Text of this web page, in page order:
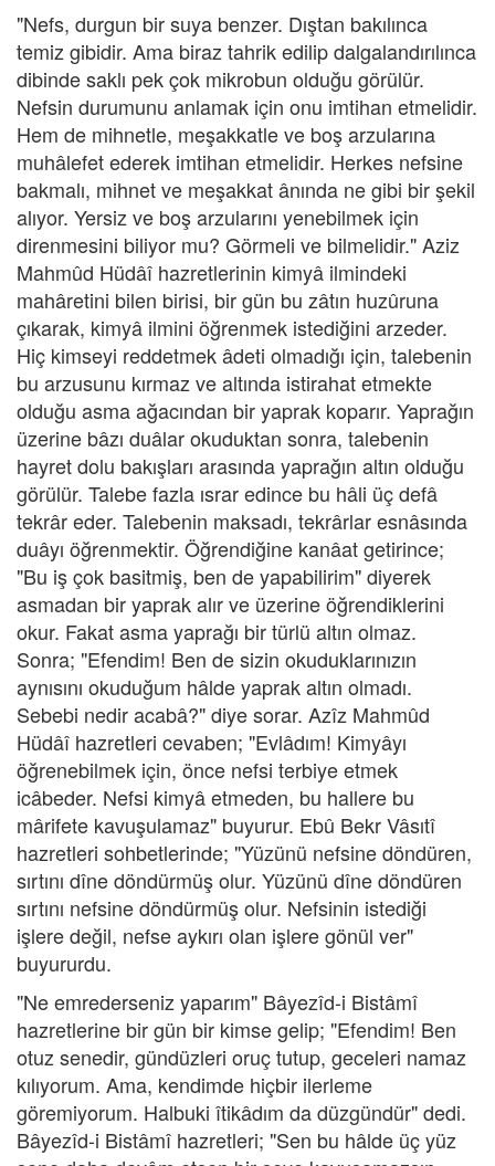
"Nefs, durgun bir suya benzer. Dıştan bakılınca
temiz gibidir. Ama biraz tahrik edilip dalgalandırılınca
dibinde saklı pek çok mikrobun olduğu görülür.
Nefsin durumunu anlamak için onu imtihan etmelidir.
Hem de mihnetle, meşakkatle ve boş arzularına
muhâlefet ederek imtihan etmelidir. Herkes nefsine
bakmalı, mihnet ve meşakkat ânında ne gibi bir şekil
alıyor. Yersiz ve boş arzularını yenebilmek için
direnmesini biliyor mu? Görmeli ve bilmelidir." Aziz
Mahmûd Hüdâî hazretlerinin kimyâ ilmindeki
mahâretini bilen birisi, bir gün bu zâtın huzûruna
çıkarak, kimyâ ilmini öğrenmek istediğini arzeder.
Hiç kimseyi reddetmek âdeti olmadığı için, talebenin
bu arzusunu kırmaz ve altında istirahat etmekte
olduğu asma ağacından bir yaprak koparır. Yaprağın
üzerine bâzı duâlar okuduktan sonra, talebenin
hayret dolu bakışları arasında yaprağın altın olduğu
görülür. Talebe fazla ısrar edince bu hâli üç defâ
tekrâr eder. Talebenin maksadı, tekrârlar esnâsında
duâyı öğrenmektir. Öğrendiğine kanâat getirince;
"Bu iş çok basitmiş, ben de yapabilirim" diyerek
asmadan bir yaprak alır ve üzerine öğrendiklerini
okur. Fakat asma yaprağı bir türlü altın olmaz.
Sonra; "Efendim! Ben de sizin okuduklarınızın
aynısını okuduğum hâlde yaprak altın olmadı.
Sebebi nedir acabâ?" diye sorar. Azîz Mahmûd
Hüdâî hazretleri cevaben; "Evlâdım! Kimyâyı
öğrenebilmek için, önce nefsi terbiye etmek
icâbeder. Nefsi kimyâ etmeden, bu hallere bu
mârifete kavuşulamaz" buyurur. Ebû Bekr Vâsıtî
hazretleri sohbetlerinde; "Yüzünü nefsine döndüren,
sırtını dîne döndürmüş olur. Yüzünü dîne döndüren
sırtını nefsine döndürmüş olur. Nefsinin istediği
işlere değil, nefse aykırı olan işlere gönül ver"
buyururdu.
"Ne emrederseniz yaparım" Bâyezîd-i Bistâmî
hazretlerine bir gün bir kimse gelip; "Efendim! Ben
otuz senedir, gündüzleri oruç tutup, geceleri namaz
kılıyorum. Ama, kendimde hiçbir ilerleme
göremiyorum. Halbuki îtikâdım da düzgündür" dedi.
Bâyezîd-i Bistâmî hazretleri; "Sen bu hâlde üç yüz